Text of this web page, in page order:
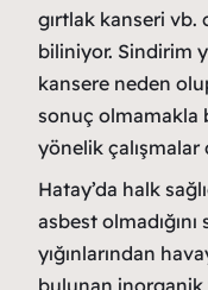
gırtlak kanseri vb.
biliniyor. Sindirim
kansere neden
sonuç olmamakla
yönelik
Hatay’da halk
asbest
yığınlarından
bulunan inorganik